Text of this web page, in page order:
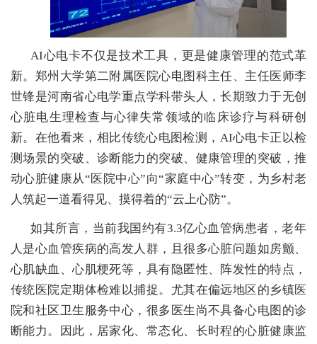
AI心电卡不仅是技术工具，更是健康管理的范式革
新。郑州大学第二附属医院心电图科主任、主任医师李
世锋是河南省心电学重点学科带头人，长期致力于无创
心脏电生理检查与心律失常领域的临床诊疗与科研创
新。在他看来，相比传统心电图检测，AI心电卡正以检
测场景的突破、诊断能力的突破、健康管理的突破，推
动心脏健康从“医院中心”向“家庭中心”转变，为乡村老
人筑起一道看得见、摸得着的“云上心防”。
如其所言，当前我国约有3.3亿心血管病患者，老年
人是心血管疾病的高发人群，且很多心脏问题如房颤、
心肌缺血、心肌梗死等，具有隐匿性、阵发性的特点，
传统医院定期体检难以捕捉。尤其在偏远地区的乡镇医
院和社区卫生服务中心，很多医生尚不具备心电图的诊
断能力。因此，居家化、常态化、长时程的心脏健康监